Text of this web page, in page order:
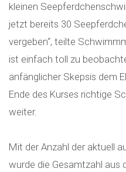
kleinen
jetzt bereits 30
vergeben“, teilte
ist einfach toll zu
anfänglicher Skepsis dem
Ende des Kurses richtige
weiter.
Mit der Anzahl der aktuell
wurde die Gesamtzahl aus